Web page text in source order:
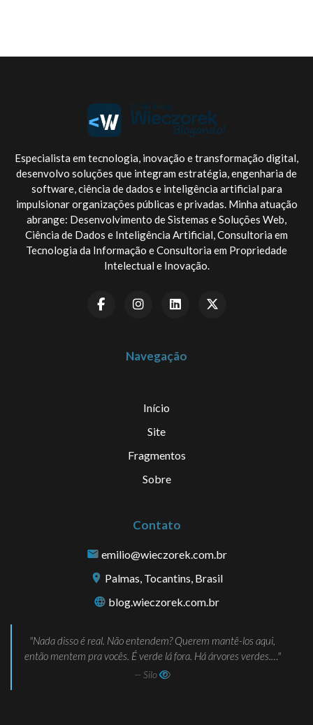
Especialista em tecnologia, inovação e transformação digital,
desenvolvo soluções que integram estratégia, engenharia de
software, ciência de dados e inteligência artificial para
impulsionar organizações públicas e privadas. Minha atuação
abrange: Desenvolvimento de Sistemas e Soluções Web,
Ciência de Dados e Inteligência Artificial, Consultoria em
Tecnologia da Informação e Consultoria em Propriedade
Intelectual e Inovação.
Navegação
Início
Site
Fragmentos
Sobre
Contato
emilio@wieczorek.com.br
Palmas, Tocantins, Brasil
blog.wieczorek.com.br
Nada disso é real. Não entendem? Querem mantê-los aqui,
então mentem pra vocês. É verde lá fora. Há árvores verdes.…
— Silo